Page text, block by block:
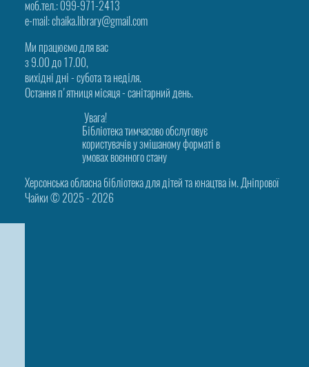
моб.тел.: 099-971-2413
e-mail: chaika.library@gmail.com
Ми працюємо для вас
з 9.00 до 17.00,
вихідні дні - субота та неділя.
Остання п'ятниця місяця - санітарний день.
Увага!
Бібліотека тимчасово обслуговує
користувачів у змішаному форматі в
умовах воєнного стану
Херсонська обласна бібліотека для дітей та юнацтва ім. Дніпрової
Чайки © 2025 ‑ 2026